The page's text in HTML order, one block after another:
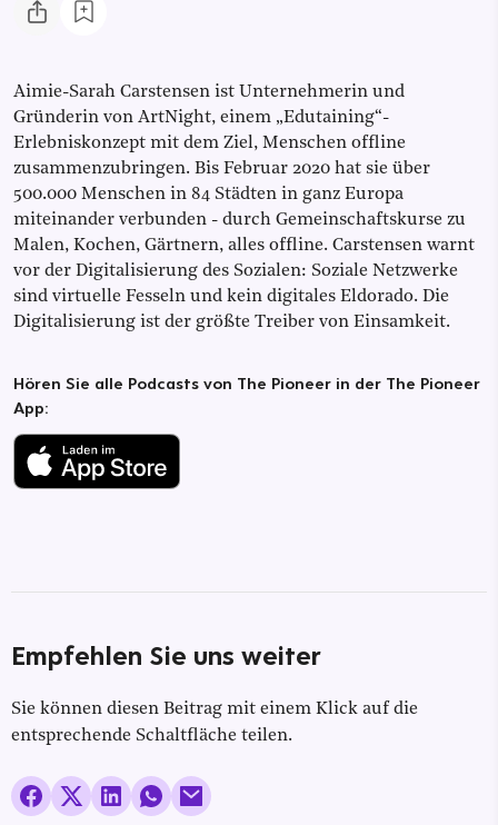
Aimie-Sarah Carstensen ist Unternehmerin und
Gründerin von ArtNight, einem „Edutaining“-
Erlebniskonzept mit dem Ziel, Menschen offline
zusammenzubringen. Bis Februar 2020 hat sie über
500.000 Menschen in 84 Städten in ganz Europa
miteinander verbunden - durch Gemeinschaftskurse zu
Malen, Kochen, Gärtnern, alles offline. Carstensen warnt
vor der Digitalisierung des Sozialen: Soziale Netzwerke
sind virtuelle Fesseln und kein digitales Eldorado. Die
Digitalisierung ist der größte Treiber von Einsamkeit.
Hören Sie alle Podcasts von The Pioneer in der The Pioneer
App:
Empfehlen Sie uns weiter
Sie können diesen Beitrag mit einem Klick auf die
entsprechende Schaltfläche teilen.